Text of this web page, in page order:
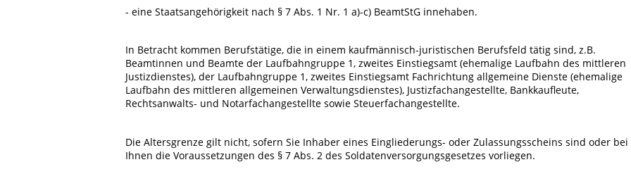
- eine Staatsangehörigkeit nach § 7 Abs. 1 Nr. 1 a)-c) BeamtStG innehaben.
In Betracht kommen Berufstätige, die in einem kaufmännisch-juristischen Berufsfeld tätig sind, z.B.
Beamtinnen und Beamte der Laufbahngruppe 1, zweites Einstiegsamt (ehemalige Laufbahn des mittleren
Justizdienstes), der Laufbahngruppe 1, zweites Einstiegsamt Fachrichtung allgemeine Dienste (ehemalige
Laufbahn des mittleren allgemeinen Verwaltungsdienstes), Justizfachangestellte, Bankkaufleute,
Rechtsanwalts- und Notarfachangestellte sowie Steuerfachangestellte.
Die Altersgrenze gilt nicht, sofern Sie Inhaber eines Eingliederungs- oder Zulassungsscheins sind oder bei
Ihnen die Voraussetzungen des § 7 Abs. 2 des Soldatenversorgungsgesetzes vorliegen.